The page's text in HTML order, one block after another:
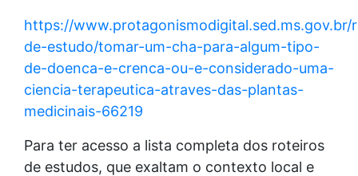
https://www.protagonismodigital.sed.ms.gov.br/
de-estudo/tomar-um-cha-para-algum-tipo-
de-doenca-e-crenca-ou-e-considerado-uma-
ciencia-terapeutica-atraves-das-plantas-
medicinais-66219
Para ter acesso a lista completa dos roteiros
de estudos, que exaltam o contexto local e